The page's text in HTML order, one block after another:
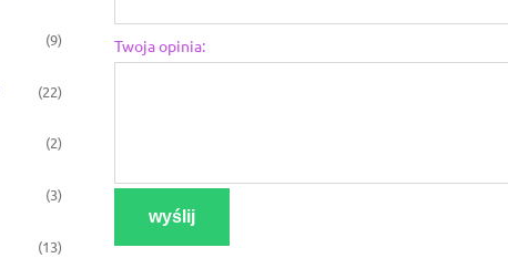
(9)
(22)
(2)
(3)
(13)
Twoja opinia:
wyślij